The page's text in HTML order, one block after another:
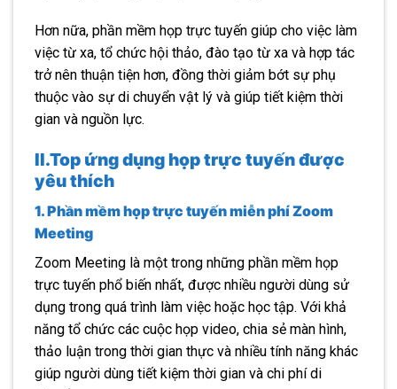
Hơn nữa, phần mềm họp trực tuyến giúp cho việc làm
việc từ xa, tổ chức hội thảo, đào tạo từ xa và hợp tác
trở nên thuận tiện hơn, đồng thời giảm bớt sự phụ
thuộc vào sự di chuyển vật lý và giúp tiết kiệm thời
gian và nguồn lực.
II.Top ứng dụng họp trực tuyến được
yêu thích
1. Phần mềm họp trực tuyến miễn phí Zoom
Meeting
Zoom Meeting là một trong những phần mềm họp
trực tuyến phổ biến nhất, được nhiều người dùng sử
dụng trong quá trình làm việc hoặc học tập. Với khả
năng tổ chức các cuộc họp video, chia sẻ màn hình,
thảo luận trong thời gian thực và nhiều tính năng khác
giúp người dùng tiết kiệm thời gian và chi phí di